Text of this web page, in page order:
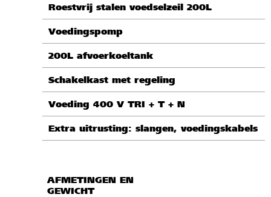
Roestvrij stalen voedselzeil 200L
Voedingspomp
200L afvoerkoeltank
Schakelkast met regeling
Voeding 400 V TRI + T + N
Extra uitrusting: slangen, voedingskabels
AFMETINGEN EN
GEWICHT